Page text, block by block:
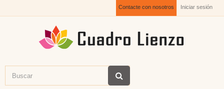
Iniciar sesión
Contacte con nosotros